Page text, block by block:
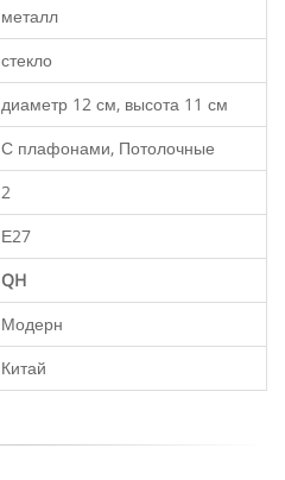
металл
стекло
диаметр 12 см, высота 11 см
С плафонами, Потолочные
2
Е27
QH
Модерн
Китай